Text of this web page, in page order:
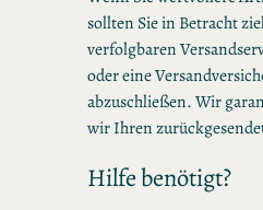
sollten Sie in Betracht
verfolgbaren
oder eine
abzuschließen. Wir
wir Ihren
Hilfe benötigt?